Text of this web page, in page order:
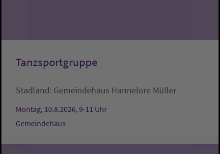
Tanzsportgruppe
Stadland: Gemeindehaus Hannelore Müller
Montag, 10.8.2026, 9-11 Uhr
Gemeindehaus